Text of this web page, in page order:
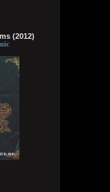
(2012)